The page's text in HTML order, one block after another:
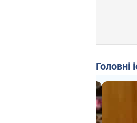
Головні